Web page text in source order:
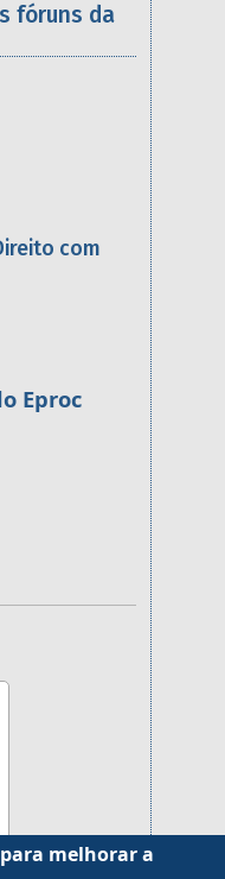
fóruns da
com
Eproc
melhorar a